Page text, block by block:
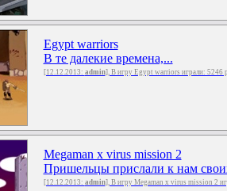
Egypt warriors
В те далекие времена,...
[12.12.2013: admin], В игру Egypt warriors играли: 5246
Megaman x virus mission 2
Пришельцы прислали к нам
[12.12.2013: admin], В игру Megaman x virus mission 2